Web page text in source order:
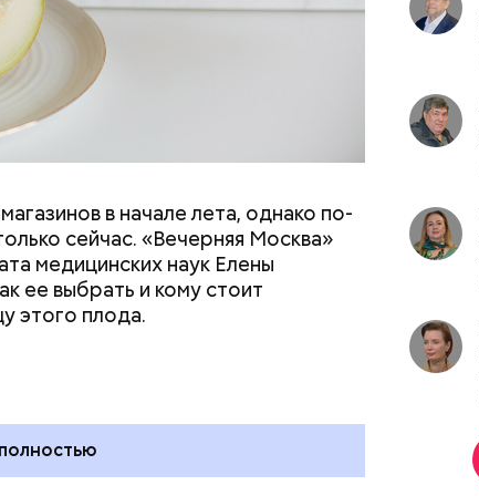
в начале лета, однако по-
сейчас. «Вечерняя Москва»
медицинских наук Елены
ее выбрать и кому стоит
этого плода.
болезнью, щавель ему не
холецистите, синдроме
продукт тоже лучше
врач. — Он может привести к
слизистые оболочки.